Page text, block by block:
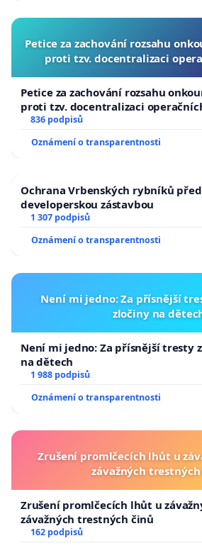
Petice za zachování rozsahu
proti tzv. docentralizaci
Petice za zachování rozsahu
proti tzv. docentralizaci
836 podpisů
Oznámení o transparentnosti
Ochrana Vrbenských rybníků
developerskou zástavbou
1 307 podpisů
Oznámení o transparentnosti
Není mi jedno: Za přísnější
zločiny na
Není mi jedno: Za přísnější tresty
na dětech
1 988 podpisů
Oznámení o transparentnosti
Zrušení promlčecích lhůt u
závažných
Zrušení promlčecích lhůt u
závažných trestných činů
162 podpisů